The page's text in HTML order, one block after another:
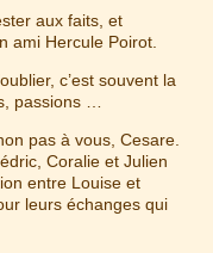
aux faits, et
ami Hercule Poirot.
c’est souvent la
passions …
pas à vous, Cesare.
Coralie et Julien
entre Louise et
leurs échanges qui